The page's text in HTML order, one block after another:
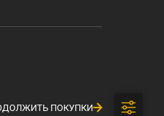
ПОКУПКИ